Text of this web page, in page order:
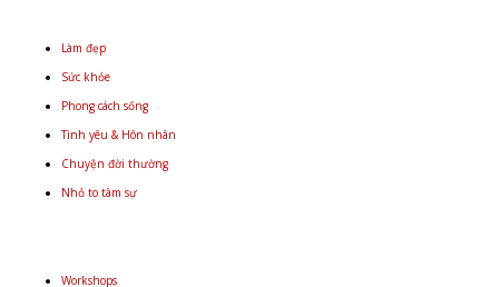
Làm đẹp
Sức khỏe
Phong cách sống
Tình yêu & Hôn nhân
Chuyện đời thường
Nhỏ to tâm sự
Workshops